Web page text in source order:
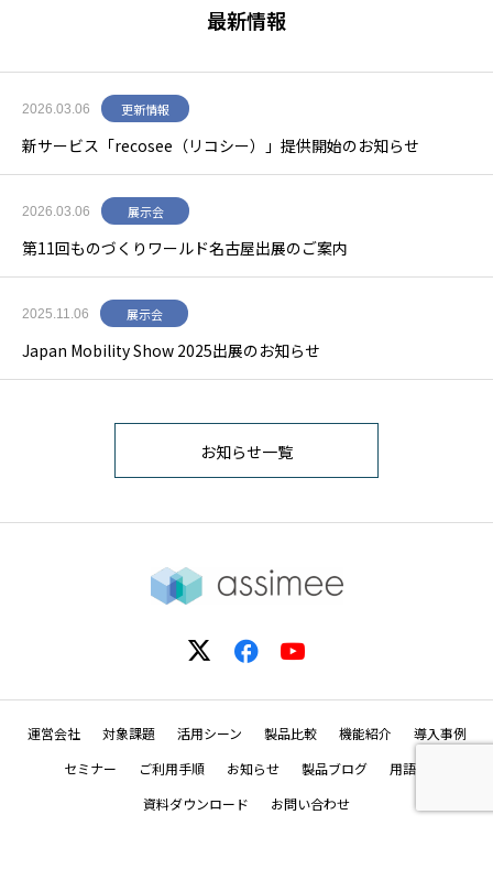
最新情報
2026.03.06 更新情報
新サービス「recosee（リコシー）」提供開始のお知らせ
2026.03.06 展示会
第11回ものづくりワールド名古屋出展のご案内
2025.11.06 展示会
Japan Mobility Show 2025出展のお知らせ
お知らせ一覧
運営会社 対象課題 活用シーン 製品比較 機能紹介
導入事例
セミナー
ご利用手順 お知らせ 製品ブログ
用語集
資料ダウンロード
お問い合わせ